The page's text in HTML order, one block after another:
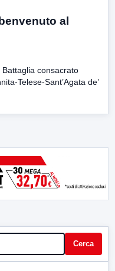
al
Battaglia consacrato
Telese-Sant’Agata de’
Cerca